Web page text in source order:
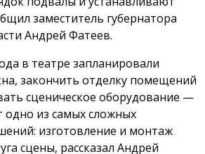
заместитель губернатора
Андрей Фатеев.
в театре запланировали
закончить отделку помещений
сценическое оборудование —
одно из самых сложных
изготовление и монтаж
сцены, рассказал Андрей